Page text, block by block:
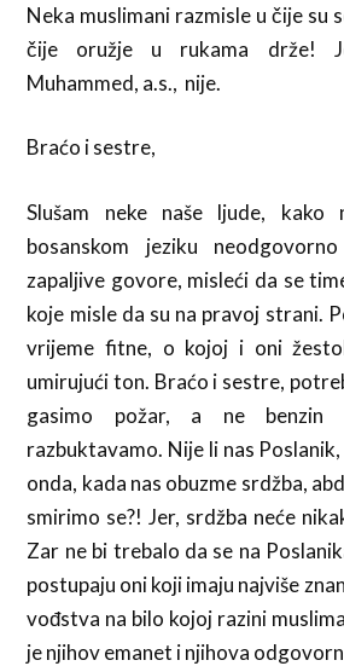
Neka muslimani razmisle u čije su
čije oružje u rukama drže!
Muhammed, a.s., nije.
Braćo i sestre,
Slušam neke naše ljude, kako
bosanskom jeziku
zapaljive govore, misleći da se
koje misle da su na pravoj strani.
vrijeme fitne, o kojoj i oni
umirujući ton. Braćo i sestre,
gasimo požar, a ne
razbuktavamo. Nije li nas
onda, kada nas obuzme srdžba,
smirimo se?! Jer, srdžba neće
Zar ne bi trebalo da se na
postupaju oni koji imaju najviše
vođstva na bilo kojoj razini
je njihov emanet i njihova